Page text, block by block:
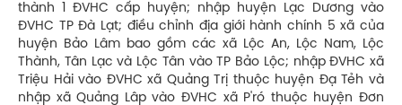
thành 1 ĐVHC cấp huyện; nhập huyện Lạc Dương vào
ĐVHC TP Đà Lạt; điều chỉnh địa giới hành chính 5 xã của
huyện Bảo Lâm bao gồm các xã Lộc An, Lộc Nam, Lộc
Thành, Tân Lạc và Lộc Tân vào TP Bảo Lộc; nhập ĐVHC xã
Triệu Hải vào ĐVHC xã Quảng Trị thuộc huyện Đạ Tẻh và
nhập xã Quảng Lâp vào ĐVHC xã P'ró thuộc huyện Đơn